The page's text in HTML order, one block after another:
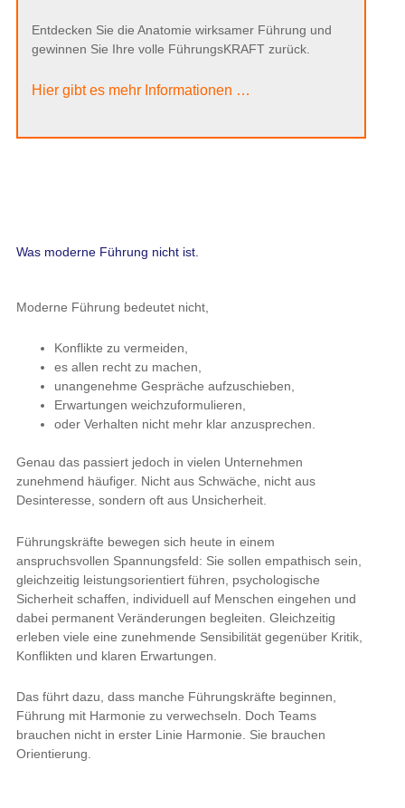
Entdecken Sie die Anatomie wirksamer Führung und
gewinnen Sie Ihre volle FührungsKRAFT zurück.
Hier gibt es mehr Informationen …
Was moderne Führung nicht ist.
Moderne Führung bedeutet nicht,
Konflikte zu vermeiden,
es allen recht zu machen,
unangenehme Gespräche aufzuschieben,
Erwartungen weichzuformulieren,
oder Verhalten nicht mehr klar anzusprechen.
Genau das passiert jedoch in vielen Unternehmen
zunehmend häufiger. Nicht aus Schwäche, nicht aus
Desinteresse, sondern oft aus Unsicherheit.
Führungskräfte bewegen sich heute in einem
anspruchsvollen Spannungsfeld: Sie sollen empathisch sein,
gleichzeitig leistungsorientiert führen, psychologische
Sicherheit schaffen, individuell auf Menschen eingehen und
dabei permanent Veränderungen begleiten. Gleichzeitig
erleben viele eine zunehmende Sensibilität gegenüber Kritik,
Konflikten und klaren Erwartungen.
Das führt dazu, dass manche Führungskräfte beginnen,
Führung mit Harmonie zu verwechseln. Doch Teams
brauchen nicht in erster Linie Harmonie. Sie brauchen
Orientierung.